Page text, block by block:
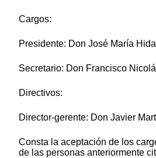
Cargos:
Presidente: Don José María
Secretario: Don Francisco
Directivos:
Director-gerente: Don Javier
Consta la aceptación de los
de las personas anteriormente